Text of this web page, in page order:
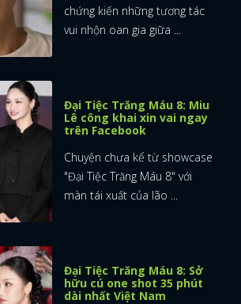
chứng kiến những tương tác
vui nhộn oan gia giữa ...
Đại Tiệc Trăng Máu 8: Miu
Lê công khai xin vai ngay
trên Facebook
Chuyện chưa kể từ showcase
"Đại Tiệc Trăng Máu 8" với
màn tái xuất của lão ...
Đại Tiệc Trăng Máu 8: Sở
hữu cú one shot 35 phút
dài nhất Việt Nam